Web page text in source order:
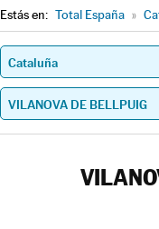
Estás en: Total España »